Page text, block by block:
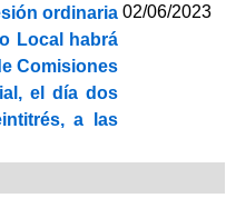
ordinaria
Local habrá
Comisiones
el día dos
a las
02/06/2023